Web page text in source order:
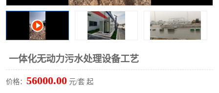
一体化无动力污水处理设备工艺
价格： 56000.00 元/套 起
UASB厌氧塔 加油站油田景点旅游区污
水处理设备
风电场变电站污水处理设
备
叠螺污泥脱水机
疾控中心一体化设备处理 一体化净北槽污水处理设
餐具消毒污水处理设备